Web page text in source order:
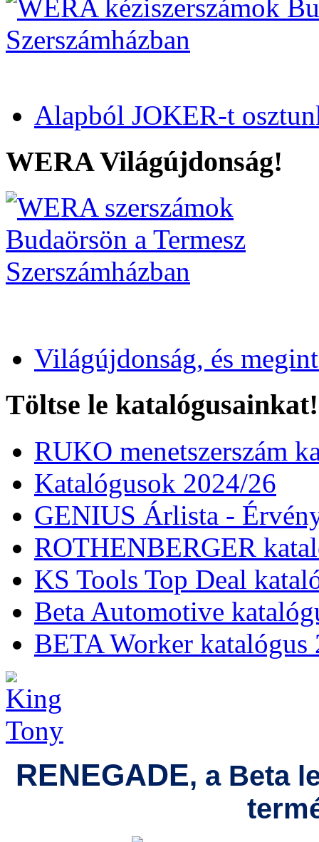
Alapból JOKER-t
WERA Világújdonság!
Világújdonság, és
Töltse le katalógusainkat!
RUKO menetszerszám
Katalógusok 2024/26
GENIUS Árlista -
ROTHENBERGER
KS Tools Top Deal
Beta Automotive
BETA Worker katalógus
RENEGADE, a Beta